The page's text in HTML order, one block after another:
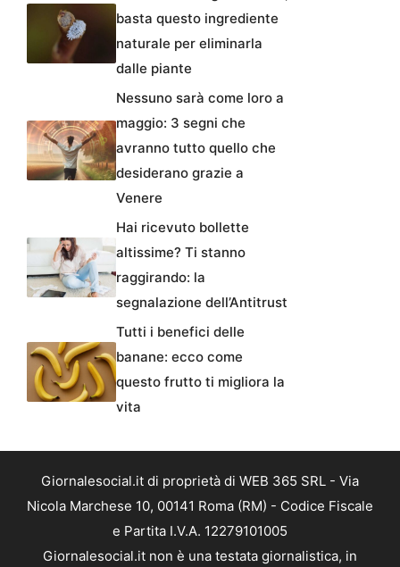
basta questo ingrediente
naturale per eliminarla
dalle piante
Nessuno sarà come loro a
maggio: 3 segni che
avranno tutto quello che
desiderano grazie a
Venere
Hai ricevuto bollette
altissime? Ti stanno
raggirando: la
segnalazione dell’Antitrust
Tutti i benefici delle
banane: ecco come
questo frutto ti migliora la
vita
Giornalesocial.it di proprietà di WEB 365 SRL - Via
Nicola Marchese 10, 00141 Roma (RM) - Codice Fiscale
e Partita I.V.A. 12279101005
Giornalesocial.it non è una testata giornalistica, in